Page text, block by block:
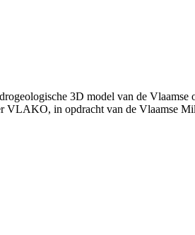
3D model van de
VLAKO, in opdracht van de Vlaamse